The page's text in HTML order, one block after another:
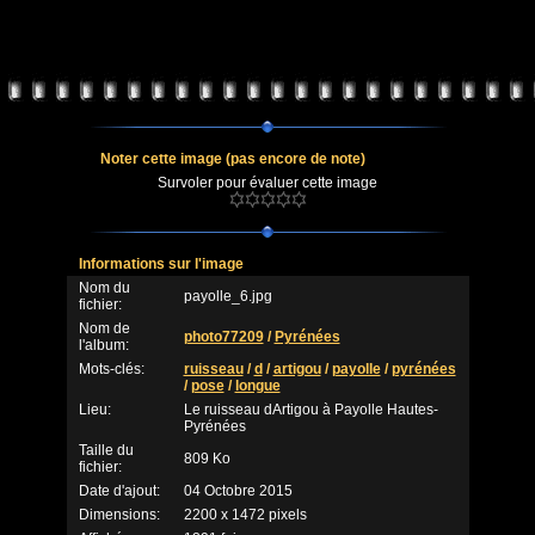
Noter cette image (pas encore de note)
Survoler pour évaluer cette image
Informations sur l'image
Nom du
fichier:
payolle_6.jpg
Nom de
l'album:
photo77209/ Pyrénées
Mots-clés:
ruisseau/d /artigou/payolle/pyrénées
/pose/ longue
Lieu:
Le ruisseau dArtigou à Payolle Hautes-
Pyrénées
Taille du
fichier:
809 Ko
Date d'ajout:
04 Octobre 2015
Dimensions:
2200 x 1472 pixels